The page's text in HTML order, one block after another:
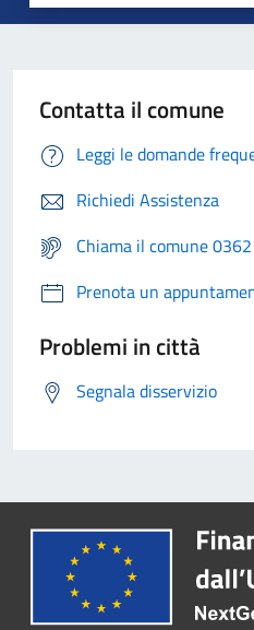
Contatta il comune
Leggi le domande
Richiedi Assistenza
Chiama il comune
Prenota un
Problemi in città
Segnala disservizio